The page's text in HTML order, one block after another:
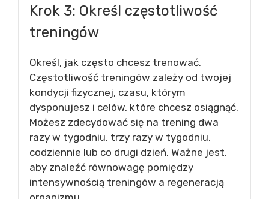
Krok 3: Określ częstotliwość
treningów
Określ, jak często chcesz trenować.
Częstotliwość treningów zależy od twojej
kondycji fizycznej, czasu, którym
dysponujesz i celów, które chcesz osiągnąć.
Możesz zdecydować się na trening dwa
razy w tygodniu, trzy razy w tygodniu,
codziennie lub co drugi dzień. Ważne jest,
aby znaleźć równowagę pomiędzy
intensywnością treningów a regeneracją